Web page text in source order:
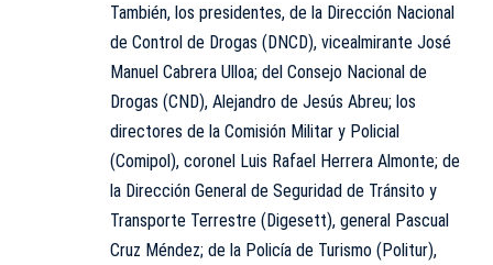
También, los presidentes, de la Dirección Nacional
de Control de Drogas (DNCD), vicealmirante José
Manuel Cabrera Ulloa; del Consejo Nacional de
Drogas (CND), Alejandro de Jesús Abreu; los
directores de la Comisión Militar y Policial
(Comipol), coronel Luis Rafael Herrera Almonte; de
la Dirección General de Seguridad de Tránsito y
Transporte Terrestre (Digesett), general Pascual
Cruz Méndez; de la Policía de Turismo (Politur),